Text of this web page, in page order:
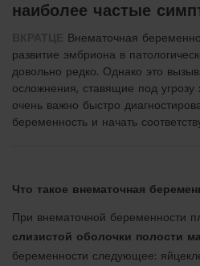
наиболее частые
Внематочная
развитие эмбриона в
довольно редко. Однако это
осложнения, ставящие под
очень важно быстро
беременность и начать
Что такое внематочная
При внематочной беременности
слизистой оболочки полости
беременности следующее: